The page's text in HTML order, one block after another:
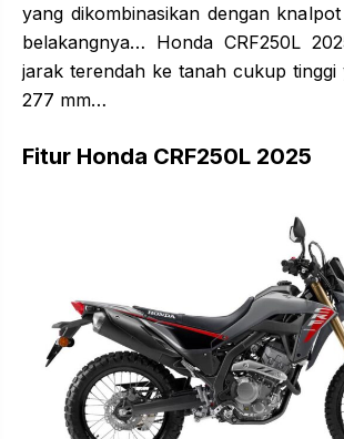
yang dikombinasikan dengan
belakangnya… Honda CRF250L
jarak terendah ke tanah cukup tinggi
277 mm…
Fitur Honda CRF250L 2025